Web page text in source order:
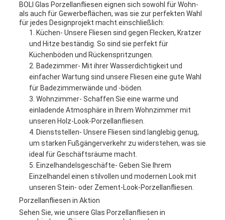
BOLI Glas Porzellanfliesen eignen sich sowohl für Wohn-
als auch für Gewerbeflächen, was sie zur perfekten Wahl
für jedes Designprojekt macht.einschließlich:
Küchen- Unsere Fliesen sind gegen Flecken, Kratzer
und Hitze beständig. So sind sie perfekt für
Küchenböden und Rückenspritzungen.
Badezimmer- Mit ihrer Wasserdichtigkeit und
einfacher Wartung sind unsere Fliesen eine gute Wahl
für Badezimmerwände und -böden.
Wohnzimmer- Schaffen Sie eine warme und
einladende Atmosphäre in Ihrem Wohnzimmer mit
unseren Holz-Look-Porzellanfliesen.
Dienststellen- Unsere Fliesen sind langlebig genug,
um starken Fußgängerverkehr zu widerstehen, was sie
ideal für Geschäftsräume macht.
Einzelhandelsgeschäfte- Geben Sie Ihrem
Einzelhandel einen stilvollen und modernen Look mit
unseren Stein- oder Zement-Look-Porzellanfliesen.
Porzellanfliesen in Aktion
Sehen Sie, wie unsere Glas Porzellanfliesen in